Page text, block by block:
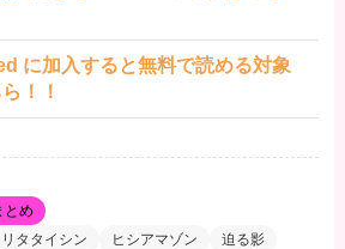
に加入すると無料で読める対象
！！
とめ
タタイシン ヒシアマゾン 迫る影